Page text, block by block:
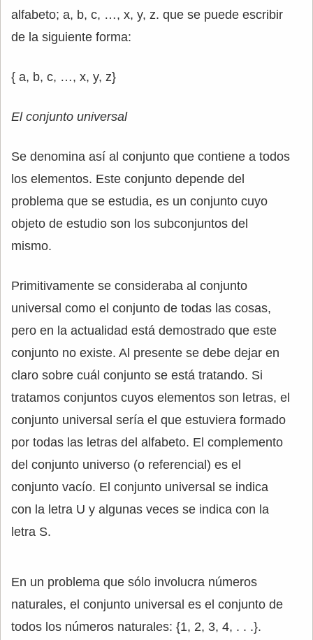
alfabeto; a, b, c, …, x, y, z. que se puede escribir
de la siguiente forma:
{ a, b, c, …, x, y, z}
El conjunto universal
Se denomina así al conjunto que contiene a todos
los elementos. Este conjunto depende del
problema que se estudia, es un conjunto cuyo
objeto de estudio son los subconjuntos del
mismo.
Primitivamente se consideraba al conjunto
universal como el conjunto de todas las cosas,
pero en la actualidad está demostrado que este
conjunto no existe. Al presente se debe dejar en
claro sobre cuál conjunto se está tratando. Si
tratamos conjuntos cuyos elementos son letras, el
conjunto universal sería el que estuviera formado
por todas las letras del alfabeto. El complemento
del conjunto universo (o referencial) es el
conjunto vacío. El conjunto universal se indica
con la letra U y algunas veces se indica con la
letra S.
En un problema que sólo involucra números
naturales, el conjunto universal es el conjunto de
todos los números naturales: {1, 2, 3, 4, . . .}.